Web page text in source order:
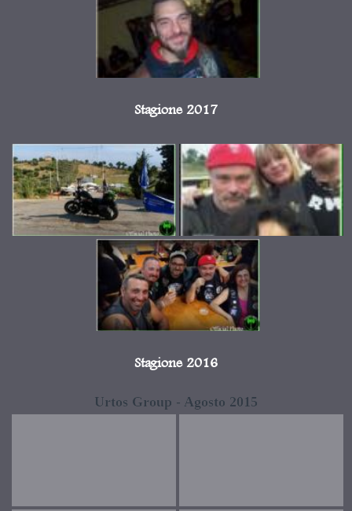
Stagione 2017
Stagione 2016
Urtos Group - Agosto 2015